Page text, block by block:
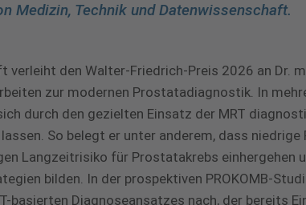
Medizin, Technik und Datenwissenschaft.
verleiht den Walter-Friedrich-Preis 2026 an Dr.
zur modernen Prostatadiagnostik. In
durch den gezielten Einsatz der MRT
So belegt er unter anderem, dass
Langzeitrisiko für Prostatakrebs einhergehen
bilden. In der prospektiven PROKOMB-
basierten Diagnoseansatzes nach, der bereits